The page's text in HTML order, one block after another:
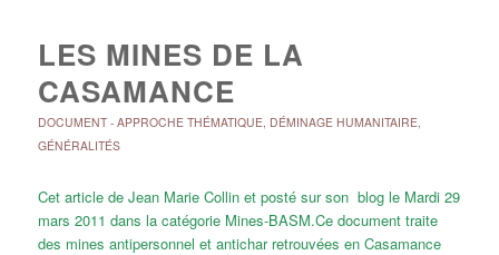
LES MINES DE LA
CASAMANCE
DOCUMENT- APPROCHE THÉMATIQUE, DÉMINAGE HUMANITAIRE,
GÉNÉRALITÉS
Cet article de Jean Marie Collin et posté sur son blog le Mardi 29
mars 2011 dans la catégorie Mines-BASM.Ce document traite
des mines antipersonnel et antichar retrouvées en Casamance